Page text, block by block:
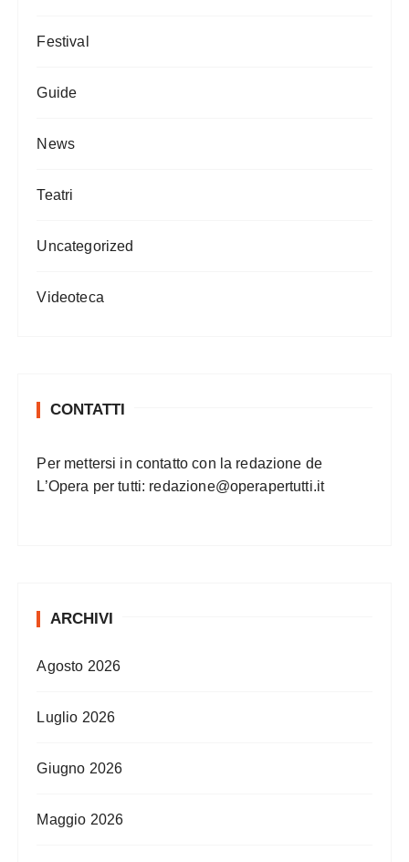
Festival
Guide
News
Teatri
Uncategorized
Videoteca
CONTATTI
Per mettersi in contatto con la redazione de
L’Opera per tutti: redazione@operapertutti.it
ARCHIVI
Agosto 2026
Luglio 2026
Giugno 2026
Maggio 2026